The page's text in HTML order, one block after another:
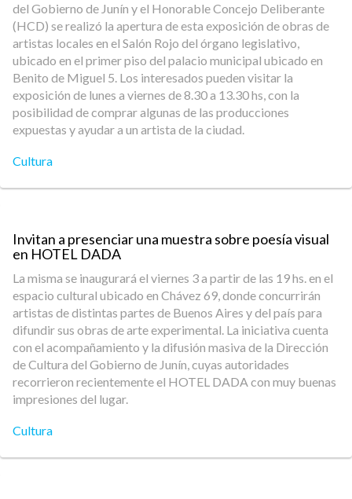
del Gobierno de Junín y el Honorable Concejo Deliberante
(HCD) se realizó la apertura de esta exposición de obras de
artistas locales en el Salón Rojo del órgano legislativo,
ubicado en el primer piso del palacio municipal ubicado en
Benito de Miguel 5. Los interesados pueden visitar la
exposición de lunes a viernes de 8.30 a 13.30 hs, con la
posibilidad de comprar algunas de las producciones
expuestas y ayudar a un artista de la ciudad.
Cultura
Invitan a presenciar una muestra sobre poesía visual
en HOTEL DADA
La misma se inaugurará el viernes 3 a partir de las 19 hs. en el
espacio cultural ubicado en Chávez 69, donde concurrirán
artistas de distintas partes de Buenos Aires y del país para
difundir sus obras de arte experimental. La iniciativa cuenta
con el acompañamiento y la difusión masiva de la Dirección
de Cultura del Gobierno de Junín, cuyas autoridades
recorrieron recientemente el HOTEL DADA con muy buenas
impresiones del lugar.
Cultura